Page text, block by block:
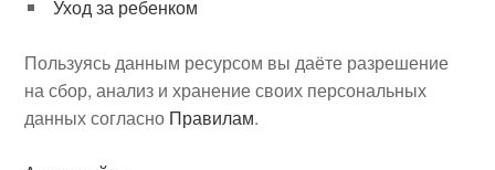
Уход за ребенком
Пользуясь данным ресурсом вы даёте разрешение
на сбор, анализ и хранение своих персональных
данных согласно Правилам.